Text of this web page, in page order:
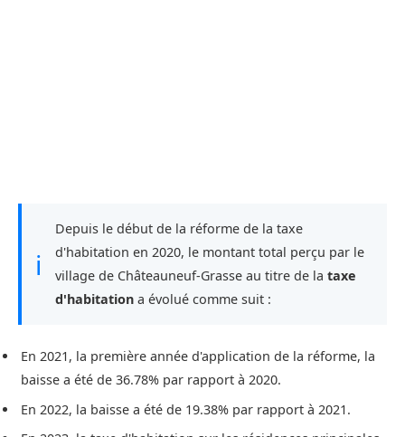
ℹ
Depuis le début de la réforme de la taxe
d'habitation en 2020, le montant total perçu par le
village de Châteauneuf-Grasse au titre de la taxe
d'habitation a évolué comme suit :
En 2021, la première année d'application de la réforme, la
baisse a été de 36.78% par rapport à 2020.
En 2022, la baisse a été de 19.38% par rapport à 2021.